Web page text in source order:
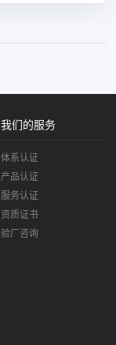
我们的服务
体系认证
产品认证
服务认证
资质证书
验厂咨询